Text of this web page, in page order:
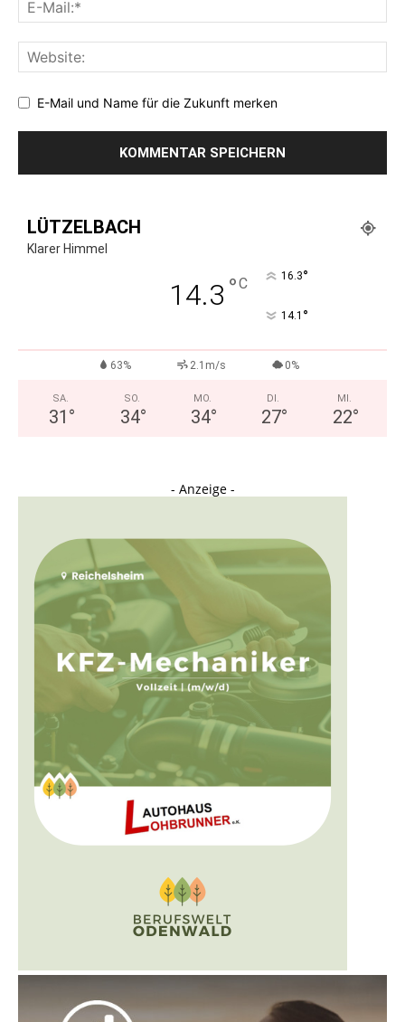
E-Mail und Name für die Zukunft merken
LÜTZELBACH
Klarer Himmel
14.3 °C 16.3°
14.1 °
63% 2.1m/s 0%
SA.
31 °
SO.
34°
MO.
34°
DI.
27°
MI.
22°
- Anzeige -